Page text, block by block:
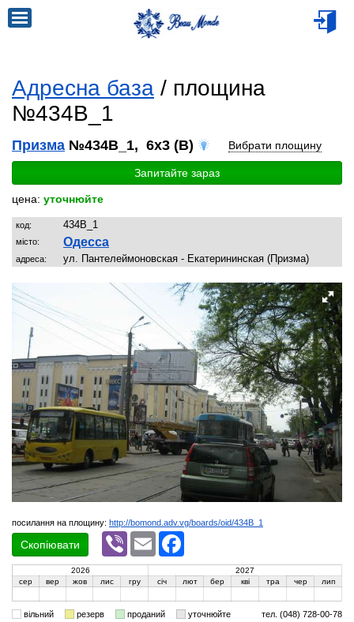
Адресна база / площина
№434B_1
Призма №434B_1, 6x3 (B) Вибрати площину
Запитайте зараз
цена: уточнюйте
код: 434B_1
місто: Одесса
адреса: ул. Пантелеймоновская - Екатерининская (Призма)
посилання на площину: http://bomond.adv.vg/boards/oid/434B_1
Скопіювати
Viber Email
2026
2027
сер
вер жов лис гру січ лют бер кві тра чер лип
вільний резерв проданий уточнюйте
тел. (048) 728-00-78